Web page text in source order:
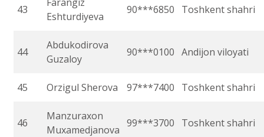
43
Eshturdiyeva
90***6850 Toshkent shahri
44
Abdukodirova
Guzaloy
90***0100 Andijon viloyati
45 Orzigul Sherova 97***7400 Toshkent shahri
46
Manzuraxon
Muxamedjanova
99***3700 Toshkent shahri